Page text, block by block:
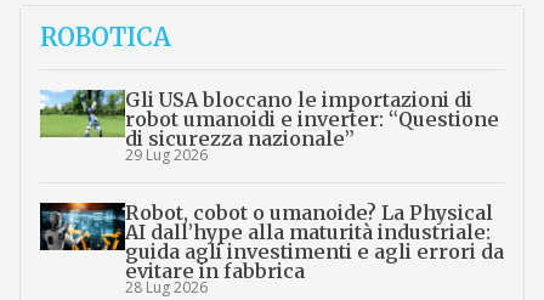
ROBOTICA
Gli USA bloccano le importazioni di
robot umanoidi e inverter: “Questione
di sicurezza nazionale”
29 Lug 2026
Robot, cobot o umanoide? La Physical
AI dall’hype alla maturità industriale:
guida agli investimenti e agli errori da
evitare in fabbrica
28 Lug 2026